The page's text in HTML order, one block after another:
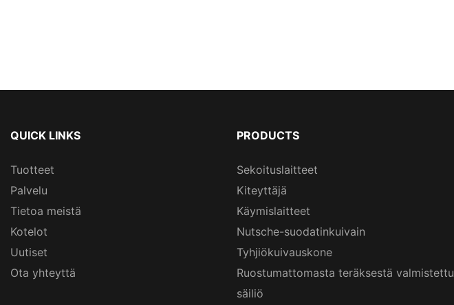
QUICK LINKS
Tuotteet
Palvelu
Tietoa meistä
Kotelot
Uutiset
Ota yhteyttä
PRODUCTS
Sekoituslaitteet
Kiteyttäjä
Käymislaitteet
Nutsche-suodatinkuivain
Tyhjiökuivauskone
Ruostumattomasta teräksestä valmistettu
säiliö